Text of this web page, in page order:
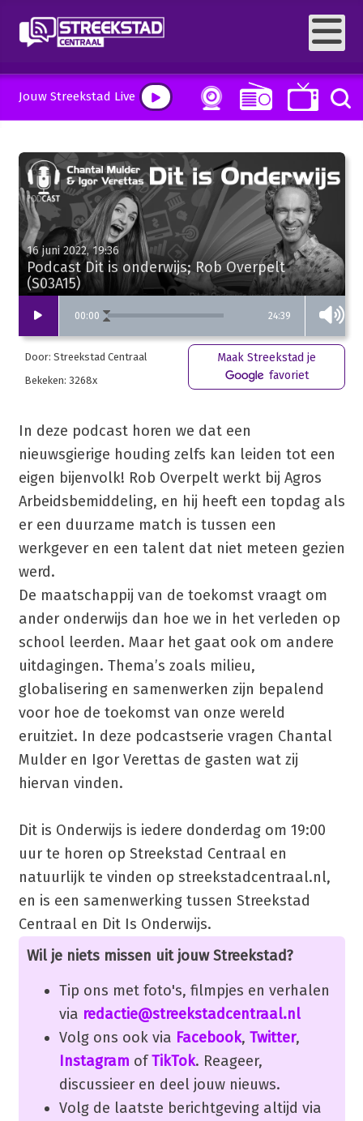
Jouw Streekstad Live
00:00 24:39
16 juni 2022, 19:36
Podcast Dit is onderwijs; Rob Overpelt
(S03A15)
Door: Streekstad Centraal
Bekeken: 3268x
Maak Streekstad je
favoriet
In deze podcast horen we dat een
nieuwsgierige houding zelfs kan leiden tot een
eigen bijenvolk! Rob Overpelt werkt bij Agros
Arbeidsbemiddeling, en hij heeft een topdag als
er een duurzame match is tussen een
werkgever en een talent dat niet meteen gezien
werd.
De maatschappij van de toekomst vraagt om
ander onderwijs dan hoe we in het verleden op
school leerden. Maar het gaat ook om andere
uitdagingen. Thema’s zoals milieu,
globalisering en samenwerken zijn bepalend
voor hoe de toekomst van onze wereld
eruitziet. In deze podcastserie vragen Chantal
Mulder en Igor Verettas de gasten wat zij
hiervan vinden.
Dit is Onderwijs is iedere donderdag om 19:00
uur te horen op Streekstad Centraal en
natuurlijk te vinden op streekstadcentraal.nl,
en is een samenwerking tussen Streekstad
Centraal en Dit Is Onderwijs.
Wil je niets missen uit jouw Streekstad?
Tip ons met foto's, filmpjes en verhalen
via redactie@streekstadcentraal.nl
Volg ons ook via Facebook, Twitter,
Instagram ofTikTok. Reageer,
discussieer en deel jouw nieuws.
Volg de laatste berichtgeving altijd via